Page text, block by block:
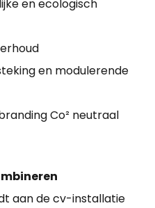
en ecologisch
en modulerende
Co² neutraal
aan de cv-installatie